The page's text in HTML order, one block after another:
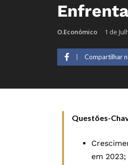
O.Económico 1 de
Compartilhar
Questões-
em 2023;